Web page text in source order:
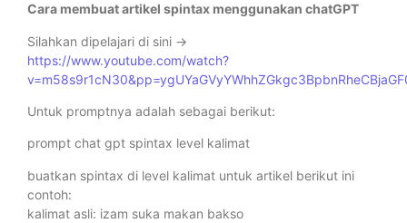
Cara membuat artikel spintax menggunakan chatGPT
Silahkan dipelajari di sini ->
https://www.youtube.com/watch?
Untuk promptnya adalah sebagai berikut:
prompt chat gpt spintax level kalimat
buatkan spintax di level kalimat untuk artikel berikut ini
contoh:
kalimat asli: izam suka makan bakso